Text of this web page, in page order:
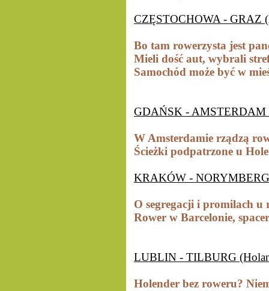
CZĘSTOCHOWA - GRAZ
Bo tam rowerzysta jest
Mieli dość aut, wybrali
Samochód może być w
GDAŃSK - AMSTERDAM
W Amsterdamie rządzą
Ścieżki podpatrzone u
KRAKÓW -
O segregacji i promilach u
Rower w Barcelonie,
LUBLIN - TILBURG
Holender bez roweru?